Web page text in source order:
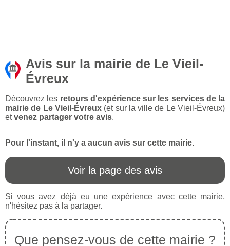
Avis sur la mairie de Le Vieil-
Évreux
Découvrez les retours d'expérience sur les services de la
mairie de Le Vieil-Évreux(et sur la ville de Le Vieil-Évreux)
etvenez partager votre avis.
Pour l'instant, il n'y a aucun avis sur cette mairie.
Voir la page des avis
Si vous avez déjà eu une expérience avec cette mairie,
n'hésitez pas à la partager.
Que pensez-vous de cette mairie ?